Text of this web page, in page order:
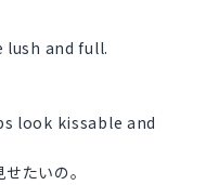
and full.
look kissable and
たいの。